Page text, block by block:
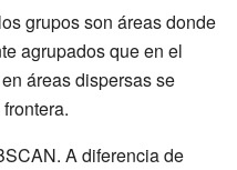
grupos son áreas donde
agrupados que en el
áreas dispersas se
A diferencia de